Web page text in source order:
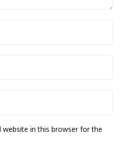
website in this browser for the